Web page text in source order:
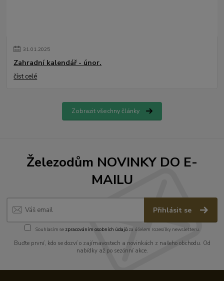
31.01.2025
Zahradní kalendář - únor.
číst celé
Zobrazit všechny články
Železodům NOVINKY DO E-
MAILU
Přihlásit se
Souhlasím se zpracováním osobních údajůza účelem rozesílky newsletteru.
Buďte první, kdo se dozví o zajímavostech a novinkách z našeho obchodu. Od
nabídky až po sezónní akce.